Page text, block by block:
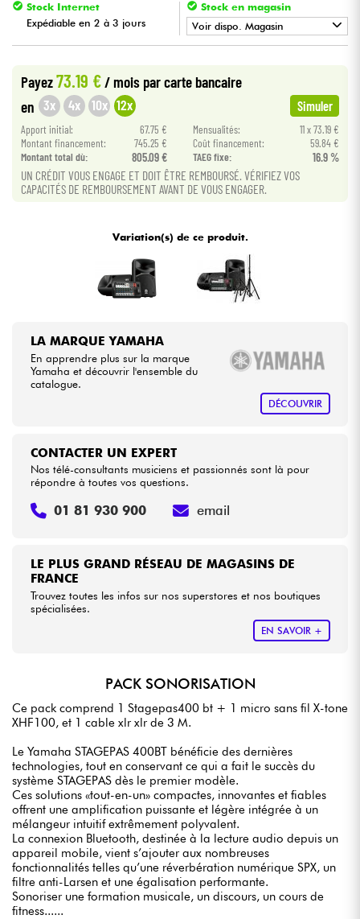
Violons & Quatuor
Câbles & Access.
HiFi
Packs
Voir nos marques
Stock Internet
Expédiable en 2 à 3 jours
Stock en magasin
Voir dispo. Magasin
•
Star'SMusic
• Music
Payez73.19 € / mois par carte bancaire
en 3x 4x 10x 12x Simuler
Apport initial: 67.75 € Mensualités:
11 x 73.19 €
Montant financement:
745.25 € Coût financement:
59.84 €
Montant total dù:
805.09 € TAEG fixe: 16.9 %
UN CRÉDIT VOUS ENGAGE ET DOIT ÊTRE REMBOURSÉ. VÉRIFIEZ VOS
CAPACITÉS DE REMBOURSEMENT AVANT DE VOUS ENGAGER.
Variation(s) de ce produit.
LA MARQUE YAMAHA
En apprendre plus sur la marque
Yamaha et découvrir l'ensemble du
catalogue.
DÉCOUVRIR
LE PLUS GRAND RÉSEAU DE MAGASINS DE
FRANCE
Trouvez toutes les infos sur nos superstores et nos boutiques
spécialisées.
EN SAVOIR +
CONTACTER UN EXPERT
Nos télé-consultants musiciens et passionnés sont là pour
répondre à toutes vos questions.
01 81 930 900 email
PACK SONORISATION
Ce pack comprend 1 Stagepas400 bt + 1 micro sans fil X-tone
XHF100, et 1 cable xlr xlr de 3 M.
Le Yamaha STAGEPAS 400BT bénéficie des dernières
technologies, tout en conservant ce qui a fait le succès du
système STAGEPAS dès le premier modèle.
Ces solutions «tout-en-un» compactes, innovantes et fiables
offrent une amplification puissante et légère intégrée à un
mélangeur intuitif extrêmement polyvalent.
La connexion Bluetooth, destinée à la lecture audio depuis un
appareil mobile, vient s’ajouter aux nombreuses
fonctionnalités telles qu’une réverbération numérique SPX, un
filtre anti-Larsen et une égalisation performante.
Sonoriser une formation musicale, un discours, un cours de
fitness......